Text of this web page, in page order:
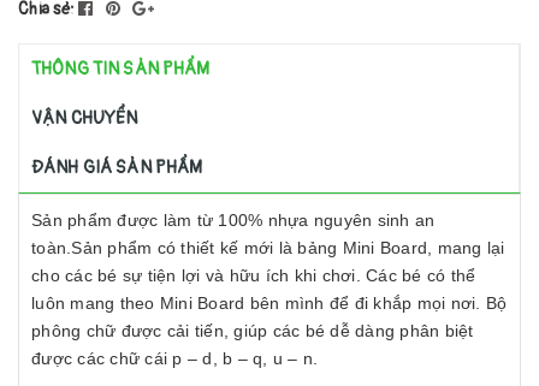
Chia sẻ:
THÔNG TIN SẢN PHẨM
VẬN CHUYỂN
ĐÁNH GIÁ SẢN PHẨM
Sản phẩm được làm từ 100% nhựa nguyên sinh an
toàn.Sản phẩm có thiết kế mới là bảng Mini Board, mang lại
cho các bé sự tiện lợi và hữu ích khi chơi. Các bé có thể
luôn mang theo Mini Board bên mình để đi khắp mọi nơi. Bộ
phông chữ được cải tiến, giúp các bé dễ dàng phân biệt
được các chữ cái p – d, b – q, u – n.